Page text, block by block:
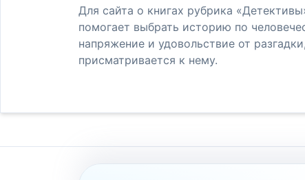
Для сайта о книгах рубрика
помогает выбрать историю по
напряжение и удовольствие от
присматривается к нему.